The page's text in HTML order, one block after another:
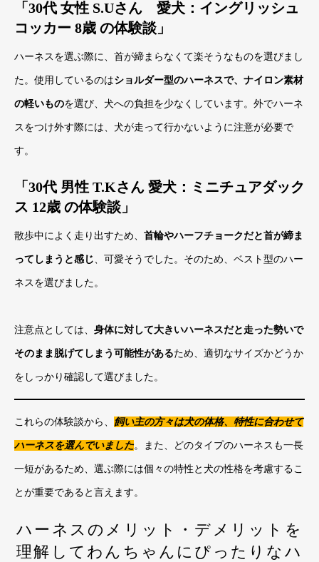
「30代 女性 S.Uさん 愛犬：イングリッシュ
コッカー 8歳 の体験談」
ハーネスを選ぶ際に、首が締まらなくて楽そうなものを選びまし
た。使用しているのはショルダー型のハーネスで、ナイロン素材
の軽いものを選び、犬への負担を少なくしています。外でハーネ
スをつけ外す際には、犬が走って行かないように注意が必要で
す。
「30代 男性 T.Kさん 愛犬：ミニチュアダック
ス 12歳 の体験談」
散歩中によく走り出すため、 首輪やハーフチョークだと首が締ま
ってしまうと感じ、可愛そうでした。そのため、ベスト型のハー
ネスを選びました。
注意点としては、 身体に対して大きいハーネスだと走った勢いで
そのまま脱げてしまう可能性があるため、適切なサイズかどうか
をしっかり確認して選びました。
これらの体験談から、 飼い主の方々は犬の体格、特性に合わせて
ハーネスを選んでいました。また、どのタイプのハーネスも一長
一短があるため、選ぶ際には個々の特性と犬の性格を考慮するこ
とが重要であると言えます。
ハーネスのメリット・デメリットを
理解してわんちゃんにぴったりなハ